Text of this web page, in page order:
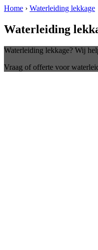
Home › Waterleiding lekkage
Waterleiding
Waterleiding lekkage? Wij
Vraag of offerte voor